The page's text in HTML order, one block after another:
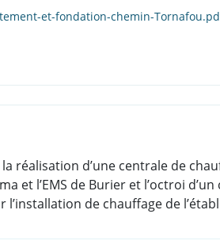
et-fondation-chemin-
réalisation d’une centrale de
et l’EMS de Burier et l’octroi
de chauffage de